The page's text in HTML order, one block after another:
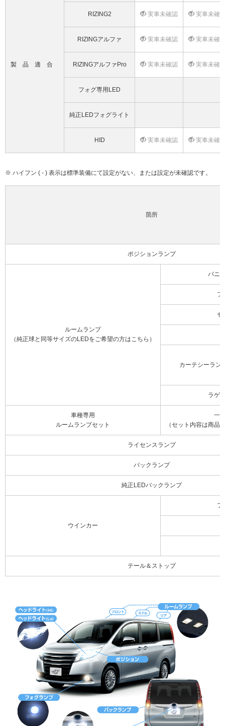
製品適合
RIZING2 実車未確認 実車未確
RIZINGアルファ 実車未確認 実車未確
RIZINGアルファPro 実車未確認 実車未確
フォグ専用LED
純正LEDフォグライト
HID 実車未確認 実車未確
※ ハイフン ( - ) 表示は標準装備にて設定がない、または設定が未確認です。
箇所
ポジションランプ
ルームランプ
（純正球と同等サイズのLEDをご希望の方はこちら）
バニ
フ
セ
カーテシーラン
ラゲ
車種専用
ルームランプセット
一
（セット内容は商品
ライセンスランプ
バックランプ
純正LEDバックランプ
ウインカー
フ
テール＆ストップ